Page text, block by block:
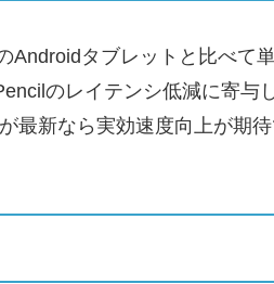
タブレットと比べて
のレイテンシ低減に寄与
最新なら実効速度向上が期